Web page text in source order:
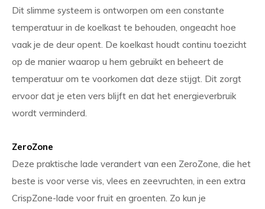
Dit slimme systeem is ontworpen om een ​​constante
temperatuur in de koelkast te behouden, ongeacht hoe
vaak je de deur opent. De koelkast houdt continu toezicht
op de manier waarop u hem gebruikt en beheert de
temperatuur om te voorkomen dat deze stijgt. Dit zorgt
ervoor dat je eten vers blijft en dat het energieverbruik
wordt verminderd.
ZeroZone
Deze praktische lade verandert van een ZeroZone, die het
beste is voor verse vis, vlees en zeevruchten, in een extra
CrispZone-lade voor fruit en groenten. Zo kun je